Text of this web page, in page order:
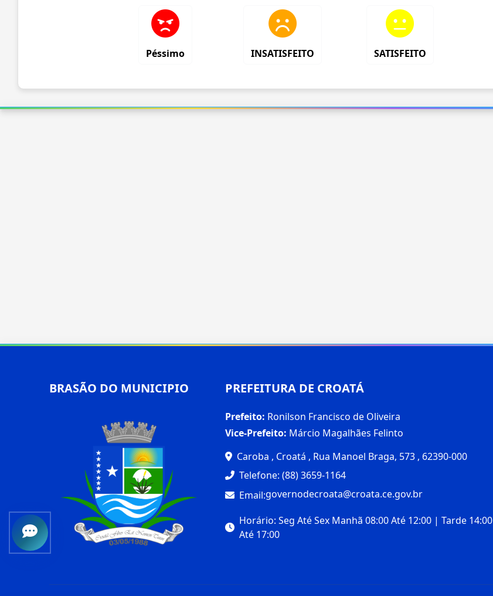
Péssimo INSATISFEITO SATISFEITO
BRASÃO DO MUNICIPIO PREFEITURA DE CROATÁ
Prefeito: Ronilson Francisco de Oliveira
Vice-Prefeito: Márcio Magalhães Felinto
Caroba , Croatá , Rua Manoel Braga, 573 , 62390-000
Telefone: (88) 3659-1164
Email:governodecroata@croata.ce.gov.br
Horário: Seg Até Sex Manhã 08:00 Até 12:00 | Tarde 14:00
Até 17:00